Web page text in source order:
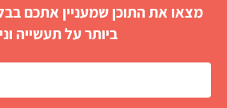
מצאו את התוכן שמעניין אתכם
ביותר על תעשייה